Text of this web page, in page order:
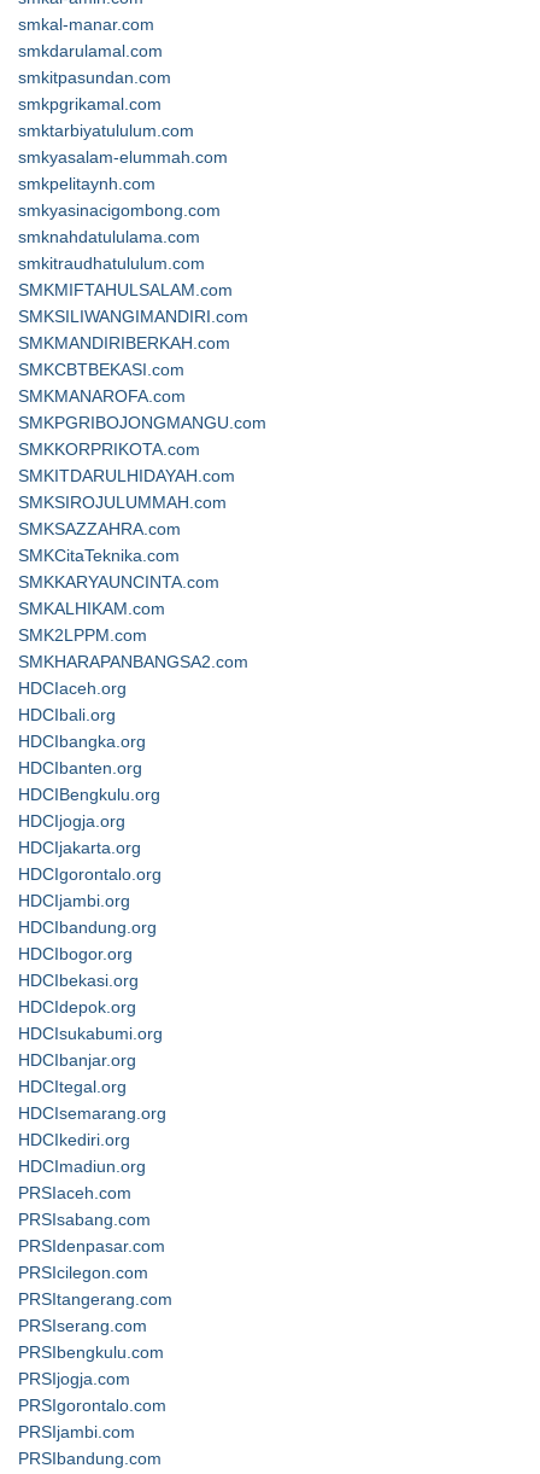
smkal-manar.com
smkdarulamal.com
smkitpasundan.com
smkpgrikamal.com
smktarbiyatululum.com
smkyasalam-elummah.com
smkpelitaynh.com
smkyasinacigombong.com
smknahdatululama.com
smkitraudhatululum.com
SMKMIFTAHULSALAM.com
SMKSILIWANGIMANDIRI.com
SMKMANDIRIBERKAH.com
SMKCBTBEKASI.com
SMKMANAROFA.com
SMKPGRIBOJONGMANGU.com
SMKKORPRIKOTA.com
SMKITDARULHIDAYAH.com
SMKSIROJULUMMAH.com
SMKSAZZAHRA.com
SMKCitaTeknika.com
SMKKARYAUNCINTA.com
SMKALHIKAM.com
SMK2LPPM.com
SMKHARAPANBANGSA2.com
HDCIaceh.org
HDCIbali.org
HDCIbangka.org
HDCIbanten.org
HDCIBengkulu.org
HDCIjogja.org
HDCIjakarta.org
HDCIgorontalo.org
HDCIjambi.org
HDCIbandung.org
HDCIbogor.org
HDCIbekasi.org
HDCIdepok.org
HDCIsukabumi.org
HDCIbanjar.org
HDCItegal.org
HDCIsemarang.org
HDCIkediri.org
HDCImadiun.org
PRSIaceh.com
PRSIsabang.com
PRSIdenpasar.com
PRSIcilegon.com
PRSItangerang.com
PRSIserang.com
PRSIbengkulu.com
PRSIjogja.com
PRSIgorontalo.com
PRSIjambi.com
PRSIbandung.com